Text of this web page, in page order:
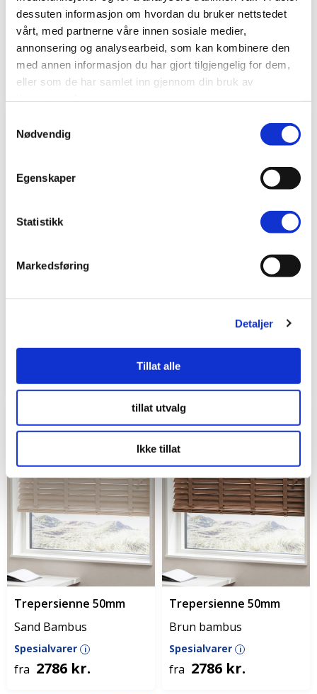
dessuten informasjon om hvordan du bruker nettstedet
vårt, med partnerne våre innen sosiale medier,
annonsering og analysearbeid, som kan kombinere den
med annen informasjon du har gjort tilgjengelig for dem,
eller som de har samlet inn gjennom din bruk av
Nødvendig
Egenskaper
Statistikk
Markedsføring
Detaljer
Tillat alle
tillat utvalg
Ikke tillat
Trepersienne 50mm
Hvit
Spesialvarer i
fra 2786 kr.
Trepersienne 50mm
Off white
Spesialvarer i
fra 2786 kr.
Spesialvarer
Hvit bambus
fra
Trepersienne 50mm
Sand Bambus
Spesialvarer i
fra 2786 kr.
Trepersienne 50mm
Brun bambus
Spesialvarer i
fra 2786 kr.